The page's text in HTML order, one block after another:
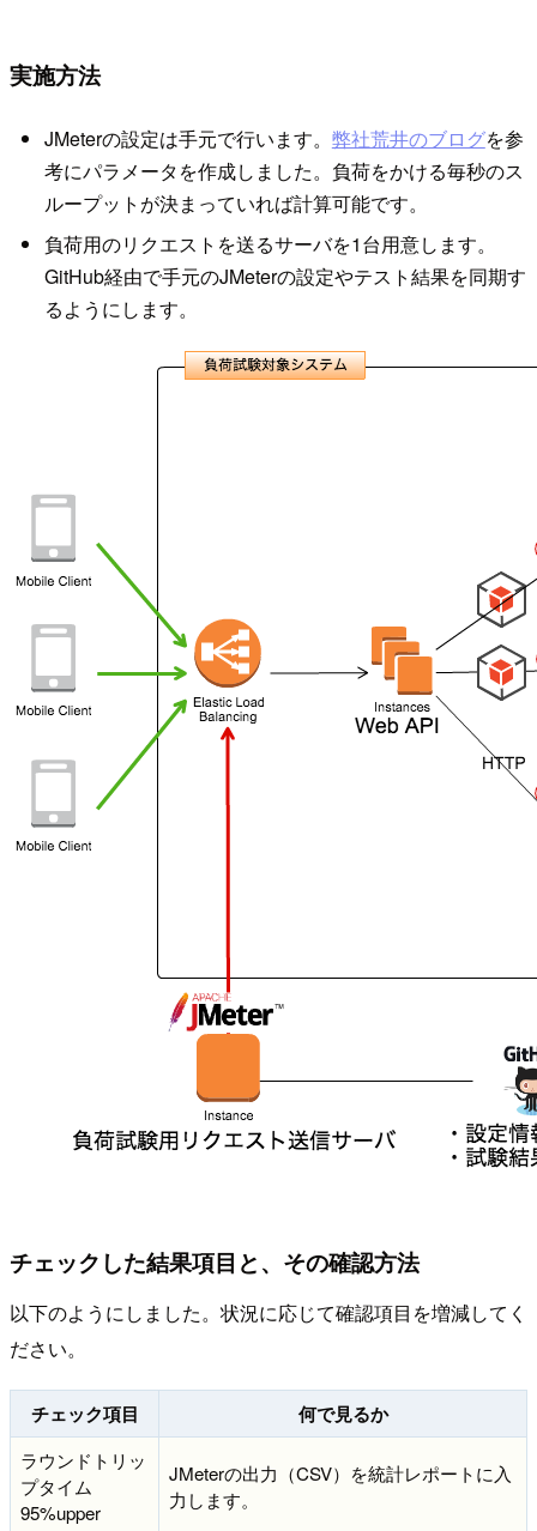
実施方法
JMeterの設定は手元で行います。 弊社荒井のブログを参
考にパラメータを作成しました。負荷をかける毎秒のス
ループットが決まっていれば計算可能です。
負荷用のリクエストを送るサーバを1台用意します。
GitHub経由で手元のJMeterの設定やテスト結果を同期す
るようにします。
チェックした結果項目と、その確認方法
以下のようにしました。状況に応じて確認項目を増減してく
ださい。
チェック項目 何で見るか
ラウンドトリッ
プタイム
95%upper
JMeterの出力（CSV）を統計レポートに入
力します。